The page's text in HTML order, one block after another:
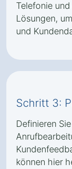
Telefonie
Lösungen,
und
Schritt 3:
Definieren
können hier